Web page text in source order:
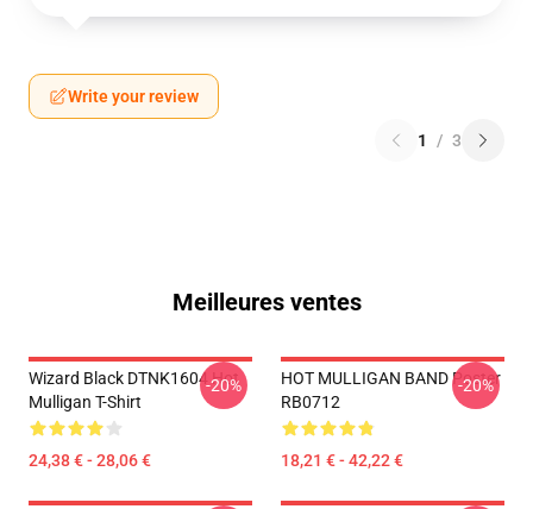
Write your review
1 / 3
Meilleures ventes
Wizard Black DTNK1604 Hot
Mulligan T-Shirt
24,38 € - 28,06 €
-20%
HOT MULLIGAN BAND Poster
RB0712
18,21 € - 42,22 €
-20%